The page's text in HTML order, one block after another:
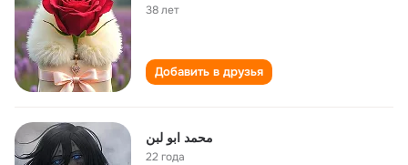
38 лет
Добавить в друзья
محمد ابو لبن
22 года